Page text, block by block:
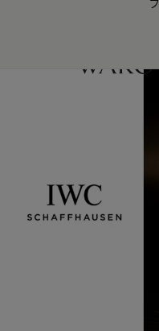
【会員様限定】夏